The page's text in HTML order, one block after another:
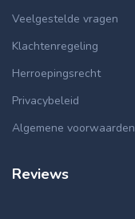
Veelgestelde vragen
Klachtenregeling
Herroepingsrecht
Privacybeleid
Algemene voorwaarden
Reviews